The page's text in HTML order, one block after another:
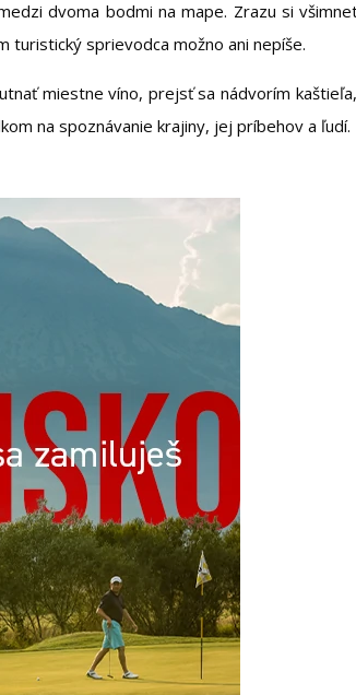
dvoma bodmi na mape. Zrazu si
turistický sprievodca možno ani nepíše.
miestne víno, prejsť sa nádvorím
na spoznávanie krajiny, jej príbehov a ľudí.